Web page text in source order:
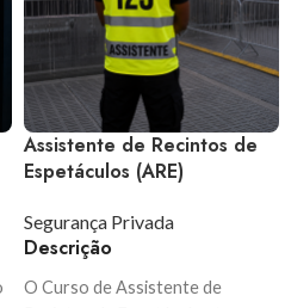
Assistente de Recintos de
Espetáculos (ARE)
Segurança Privada
Descrição
O Curso de Assistente de